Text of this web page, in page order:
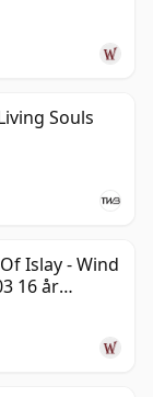
Souls
Islay - Wind
16 år